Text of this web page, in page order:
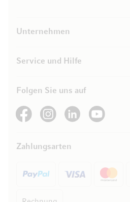
Unternehmen
Service und Hilfe
Folgen Sie uns auf
See our FacebookSee our Instagram account
See our LinkedInSee our YouTube
Zahlungsarten